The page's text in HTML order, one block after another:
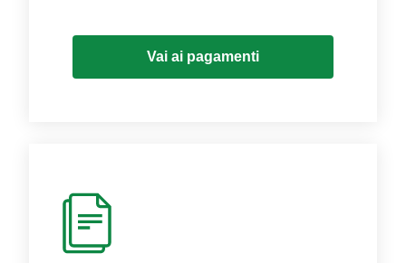
Vai ai pagamenti